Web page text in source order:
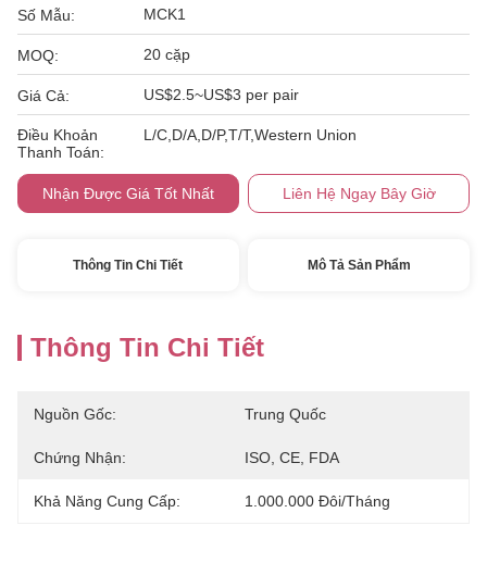
Số Mẫu: MCK1
MOQ: 20 cặp
Giá Cả: US$2.5~US$3 per pair
Điều Khoản
Thanh Toán:
L/C,D/A,D/P,T/T,Western Union
Nhận Được Giá Tốt Nhất Liên Hệ Ngay Bây Giờ
Thông Tin Chi Tiết Mô Tả Sản Phẩm
Thông Tin Chi Tiết
Nguồn Gốc: Trung Quốc
Chứng Nhận: ISO, CE, FDA
Khả Năng Cung Cấp: 1.000.000 Đôi/tháng